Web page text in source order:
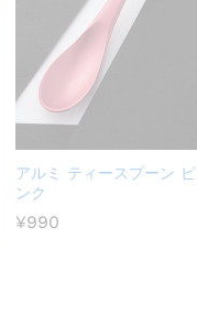
アルミ ティースプーン ピ
ンク
¥990